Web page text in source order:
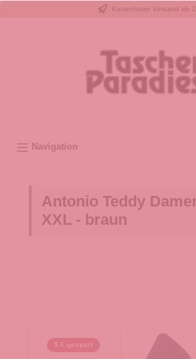
Kostenloser Versand ab
Navigation
Antonio Teddy
XXL - braun
5 € gespart